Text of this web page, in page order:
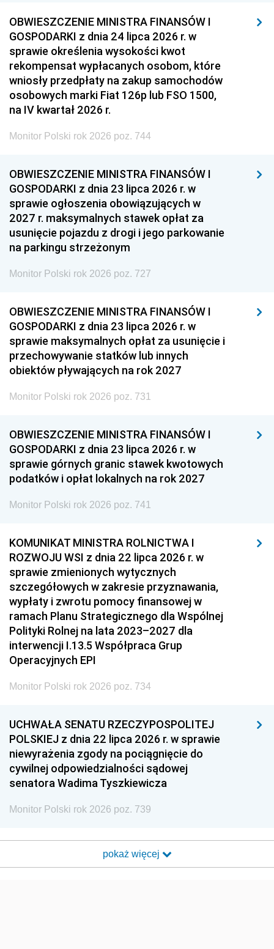
OBWIESZCZENIE MINISTRA FINANSÓW I
GOSPODARKI z dnia 24 lipca 2026 r. w
sprawie określenia wysokości kwot
rekompensat wypłacanych osobom, które
wniosły przedpłaty na zakup samochodów
osobowych marki Fiat 126p lub FSO 1500,
na IV kwartał 2026 r.
Monitor Polski rok 2026 poz. 744
OBWIESZCZENIE MINISTRA FINANSÓW I
GOSPODARKI z dnia 23 lipca 2026 r. w
sprawie ogłoszenia obowiązujących w
2027 r. maksymalnych stawek opłat za
usunięcie pojazdu z drogi i jego parkowanie
na parkingu strzeżonym
Monitor Polski rok 2026 poz. 727
OBWIESZCZENIE MINISTRA FINANSÓW I
GOSPODARKI z dnia 23 lipca 2026 r. w
sprawie maksymalnych opłat za usunięcie i
przechowywanie statków lub innych
obiektów pływających na rok 2027
Monitor Polski rok 2026 poz. 731
OBWIESZCZENIE MINISTRA FINANSÓW I
GOSPODARKI z dnia 23 lipca 2026 r. w
sprawie górnych granic stawek kwotowych
podatków i opłat lokalnych na rok 2027
Monitor Polski rok 2026 poz. 741
KOMUNIKAT MINISTRA ROLNICTWA I
ROZWOJU WSI z dnia 22 lipca 2026 r. w
sprawie zmienionych wytycznych
szczegółowych w zakresie przyznawania,
wypłaty i zwrotu pomocy finansowej w
ramach Planu Strategicznego dla Wspólnej
Polityki Rolnej na lata 2023–2027 dla
interwencji I.13.5 Współpraca Grup
Operacyjnych EPI
Monitor Polski rok 2026 poz. 734
UCHWAŁA SENATU RZECZYPOSPOLITEJ
POLSKIEJ z dnia 22 lipca 2026 r. w sprawie
niewyrażenia zgody na pociągnięcie do
cywilnej odpowiedzialności sądowej
senatora Wadima Tyszkiewicza
Monitor Polski rok 2026 poz. 739
pokaż więcej